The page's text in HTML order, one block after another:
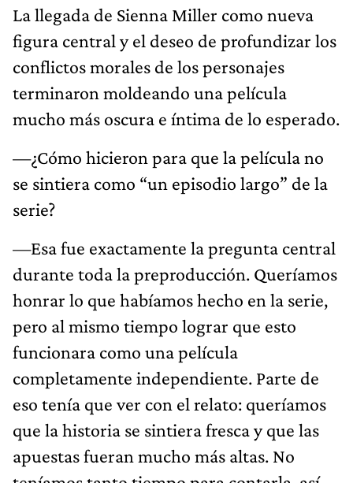
La llegada de Sienna Miller como nueva
figura central y el deseo de profundizar los
conflictos morales de los personajes
terminaron moldeando una película
mucho más oscura e íntima de lo esperado.
—¿Cómo hicieron para que la película no
se sintiera como “un episodio largo” de la
serie?
—Esa fue exactamente la pregunta central
durante toda la preproducción. Queríamos
honrar lo que habíamos hecho en la serie,
pero al mismo tiempo lograr que esto
funcionara como una película
completamente independiente. Parte de
eso tenía que ver con el relato: queríamos
que la historia se sintiera fresca y que las
apuestas fueran mucho más altas. No